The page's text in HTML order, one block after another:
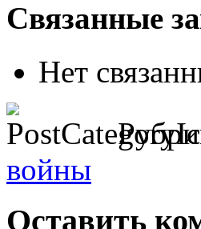
Связанные
Нет
войны
Оставить